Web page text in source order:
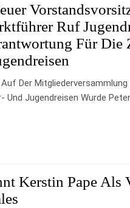
Ruf
Für Die
Der Mitgliederversammlung
Und Jugendreisen Wurde
Kerstin Pape Als